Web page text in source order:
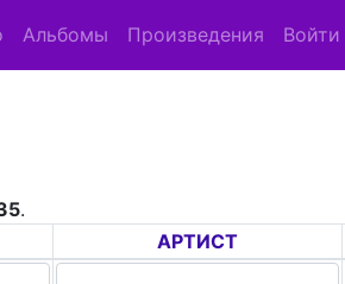
Альбомы Произведения Войти
.
АРТИСТ